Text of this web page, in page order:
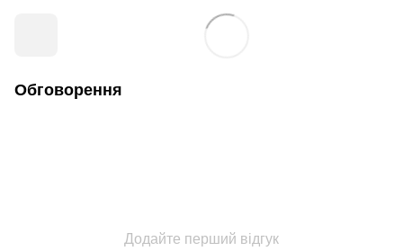
Обговорення
Додайте перший відгук